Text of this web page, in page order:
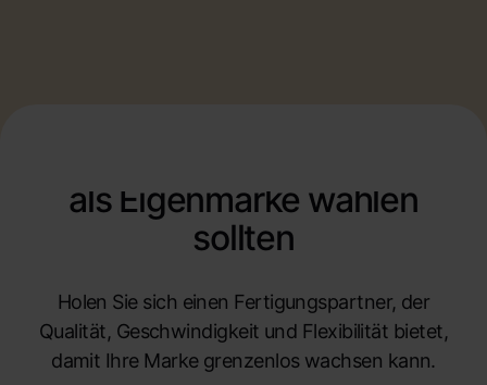
als Eigenmarke wählen
sollten
Holen Sie sich einen Fertigungspartner, der
Qualität, Geschwindigkeit und Flexibilität bietet,
damit Ihre Marke grenzenlos wachsen kann.